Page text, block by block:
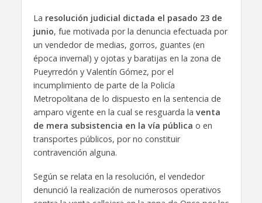
La resolución judicial dictada el pasado 23 de
junio, fue motivada por la denuncia efectuada por
un vendedor de medias, gorros, guantes (en
época invernal) y ojotas y baratijas en la zona de
Pueyrredón y Valentín Gómez, por el
incumplimiento de parte de la Policía
Metropolitana de lo dispuesto en la sentencia de
amparo vigente en la cual se resguarda la venta
de mera subsistencia en la vía pública o en
transportes públicos, por no constituir
contravención alguna.
Según se relata en la resolución, el vendedor
denunció la realización de numerosos operativos